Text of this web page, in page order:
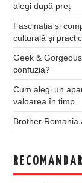
alegi după preț
Fascinația și
culturală și
Geek &
confuzia?
Cum alegi un
valoarea în timp
Brother Romania